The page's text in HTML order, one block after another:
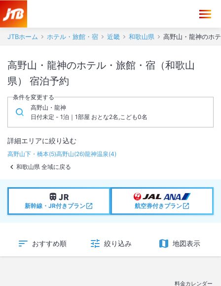
JTBホーム ホテル・旅館・宿 近畿 和歌山県 高野山・龍神のホ
高野山・龍神のホテル・旅館・宿（和歌山
県） 宿泊予約
条件を変更する
高野山・龍神
日付未定 - 1泊｜1部屋 おとな2名,こども0名
詳細エリアに絞り込む
高野山下・橋本(5)高野山(26)龍神温泉(4)
和歌山県 全域に戻る
新幹線・JR付きプラン 航空券付きプラン
おすすめ順 絞り込み 地図表示
料金カレンダー